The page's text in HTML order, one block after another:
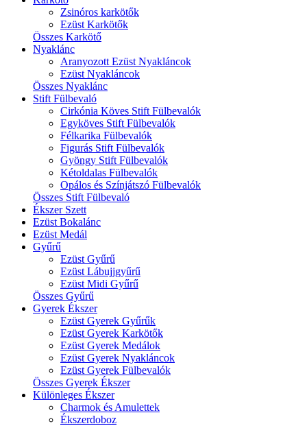
Zsinóros karkötők
Ezüst Karkötők
Összes Karkötő
Nyaklánc
Aranyozott Ezüst Nyakláncok
Ezüst Nyakláncok
Összes Nyaklánc
Stift Fülbevaló
Cirkónia Köves Stift Fülbevalók
Egyköves Stift Fülbevalók
Félkarika Fülbevalók
Figurás Stift Fülbevalók
Gyöngy Stift Fülbevalók
Kétoldalas Fülbevalók
Opálos és Színjátszó Fülbevalók
Összes Stift Fülbevaló
Ékszer Szett
Ezüst Bokalánc
Ezüst Medál
Gyűrű
Ezüst Gyűrű
Ezüst Lábujjgyűrű
Ezüst Midi Gyűrű
Összes Gyűrű
Gyerek Ékszer
Ezüst Gyerek Gyűrűk
Ezüst Gyerek Karkötők
Ezüst Gyerek Medálok
Ezüst Gyerek Nyakláncok
Ezüst Gyerek Fülbevalók
Összes Gyerek Ékszer
Különleges Ékszer
Charmok és Amulettek
Ékszerdoboz